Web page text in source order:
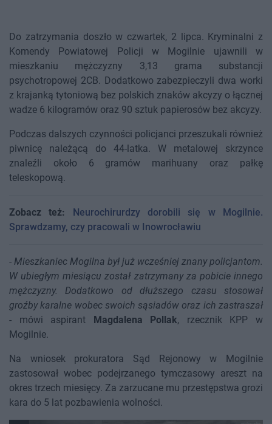
Do zatrzymania doszło w czwartek, 2 lipca. Kryminalni z
Komendy Powiatowej Policji w Mogilnie ujawnili w
mieszkaniu mężczyzny 3,13 grama substancji
psychotropowej 2CB. Dodatkowo zabezpieczyli dwa worki
z krajanką tytoniową bez polskich znaków akcyzy o łącznej
wadze 6 kilogramów oraz 90 sztuk papierosów bez akcyzy.
Podczas dalszych czynności policjanci przeszukali również
piwnicę należącą do 44-latka. W metalowej skrzynce
znaleźli około 6 gramów marihuany oraz pałkę
teleskopową.
Zobacz też:
Neurochirurdzy dorobili się w Mogilnie.
Sprawdzamy, czy pracowali w Inowrocławiu
- Mieszkaniec Mogilna był już wcześniej znany policjantom.
W ubiegłym miesiącu został zatrzymany za pobicie innego
mężczyzny. Dodatkowo od dłuższego czasu stosował
groźby karalne wobec swoich sąsiadów oraz ich zastraszał
- mówi aspirant
Magdalena Pollak, rzecznik KPP w
Mogilnie.
Na wniosek prokuratora Sąd Rejonowy w Mogilnie
zastosował wobec podejrzanego tymczasowy areszt na
okres trzech miesięcy. Za zarzucane mu przestępstwa grozi
kara do 5 lat pozbawienia wolności.